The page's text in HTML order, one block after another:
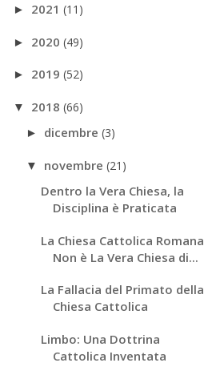
► 2021 (11)
► 2020 (49)
► 2019 (52)
▼ 2018 (66)
► dicembre(3)
▼ novembre(21)
Dentro la Vera Chiesa, la
Disciplina è Praticata
La Chiesa Cattolica Romana
Non è La Vera Chiesa di...
La Fallacia del Primato della
Chiesa Cattolica
Limbo: Una Dottrina
Cattolica Inventata